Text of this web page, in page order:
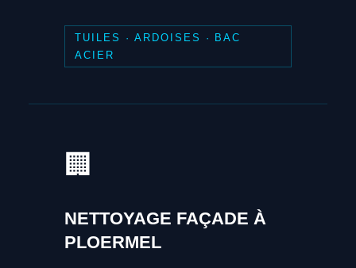
TUILES · ARDOISES · BAC
ACIER
🏢
NETTOYAGE FAÇADE À
PLOERMEL